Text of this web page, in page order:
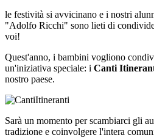
le festività si avvicinano e i nostri
"Adolfo Ricchi" sono lieti di
voi!
Quest'anno, i bambini vogliono
un'iniziativa speciale: i Canti
nostro paese.
Sarà un momento per scambiarci gli
tradizione e coinvolgere l'intera